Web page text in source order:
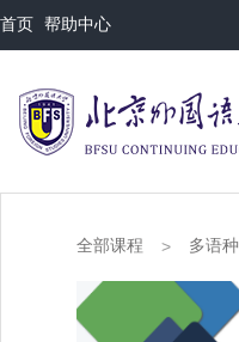
首页 帮助中心
全部课程 > 多语种